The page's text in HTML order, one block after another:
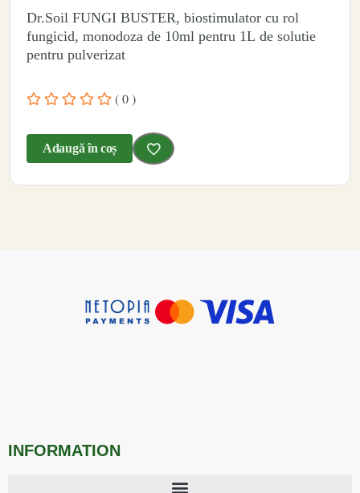
Dr.Soil FUNGI BUSTER, biostimulator cu rol
fungicid, monodoza de 10ml pentru 1L de solutie
pentru pulverizat
( 0 )
Adaugă în coș
INFORMATION